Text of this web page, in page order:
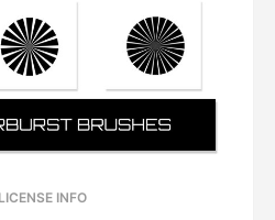
LICENSE INFO